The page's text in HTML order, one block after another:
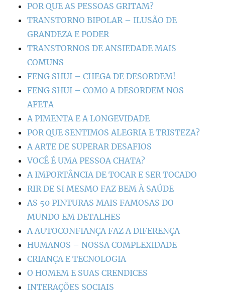
POR QUE AS PESSOAS GRITAM?
TRANSTORNO BIPOLAR – ILUSÃO DE
GRANDEZA E PODER
TRANSTORNOS DE ANSIEDADE MAIS
COMUNS
FENG SHUI – CHEGA DE DESORDEM!
FENG SHUI – COMO A DESORDEM NOS
AFETA
A PIMENTA E A LONGEVIDADE
POR QUE SENTIMOS ALEGRIA E TRISTEZA?
A ARTE DE SUPERAR DESAFIOS
VOCÊ É UMA PESSOA CHATA?
A IMPORTÂNCIA DE TOCAR E SER TOCADO
RIR DE SI MESMO FAZ BEM À SAÚDE
AS 50 PINTURAS MAIS FAMOSAS DO
MUNDO EM DETALHES
A AUTOCONFIANÇA FAZ A DIFERENÇA
HUMANOS – NOSSA COMPLEXIDADE
CRIANÇA E TECNOLOGIA
O HOMEM E SUAS CRENDICES
INTERAÇÕES SOCIAIS